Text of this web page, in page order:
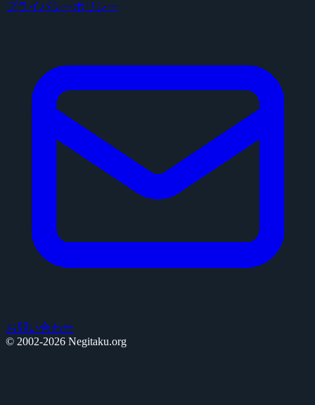
プライバシーポリシー
お問い合わせ
© 2002-2026 Negitaku.org